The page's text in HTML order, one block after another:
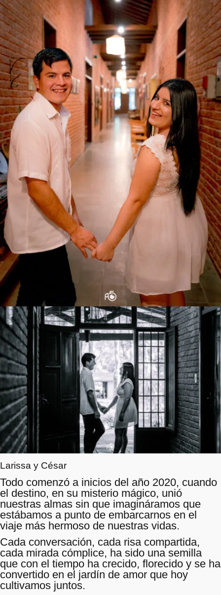
Larissa y César
Todo comenzó a inicios del año 2020, cuando
el destino, en su misterio mágico, unió
nuestras almas sin que imagináramos que
estábamos a punto de embarcarnos en el
viaje más hermoso de nuestras vidas.
Cada conversación, cada risa compartida,
cada mirada cómplice, ha sido una semilla
que con el tiempo ha crecido, florecido y se ha
convertido en el jardín de amor que hoy
cultivamos juntos.